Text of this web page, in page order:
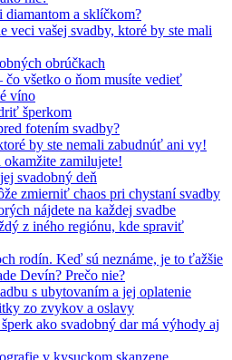
diamantom a sklíčkom?
veci vašej svadby, ktoré by ste mali
obrúčkach
čo všetko o ňom musíte vedieť
víno
šperkom
fotením svadby?
by ste nemali zabudnúť ani vy!
okamžite zamilujete!
svadobný deň
zmierniť chaos pri chystaní svadby
nájdete na každej svadbe
z iného regiónu, kde spraviť
rodín. Keď sú neznáme, je to ťažšie
Devín? Prečo nie?
s ubytovaním a jej oplatenie
zo zvykov a oslavy
ako svadobný dar má výhody aj
v kysuckom skanzene